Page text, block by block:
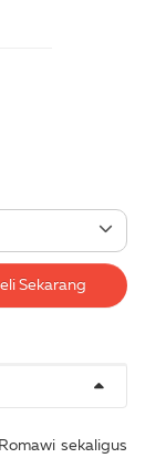
Sekarang
sekaligus